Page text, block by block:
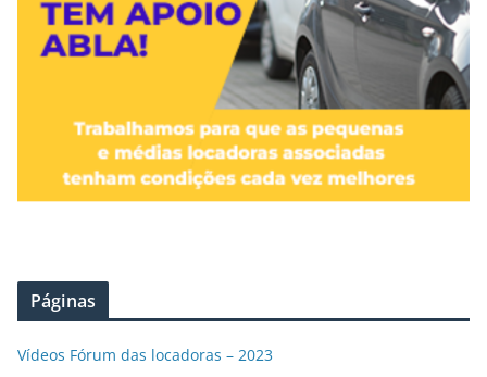
Páginas
Vídeos Fórum das locadoras – 2023